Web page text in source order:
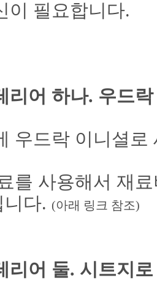
이 필요합니다.
리어 하나. 우드
우드락 이니셜로
를 사용해서 재
다. (아래 링크 참조)
리어 둘. 시트지